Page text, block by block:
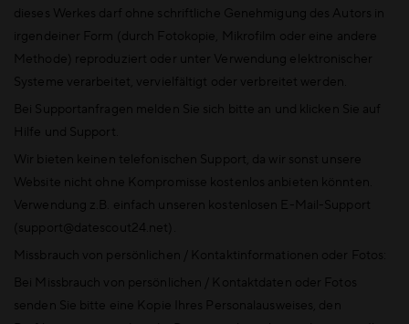
dieses Werkes darf ohne schriftliche Genehmigung des Autors in
irgendeiner Form (durch Fotokopie, Mikrofilm oder eine andere
Methode) reproduziert oder unter Verwendung elektronischer
Systeme verarbeitet, vervielfältigt oder verbreitet werden.
Bei Supportanfragen melden Sie sich bitte an und klicken Sie auf
Hilfe und Support.
Wir bieten keinen telefonischen Support, da wir sonst unsere
Website nicht ohne Kompromisse kostenlos anbieten könnten.
Verwendung z.B. einfach unseren kostenlosen E-Mail-Support
(support@datescout24.net).
Missbrauch von persönlichen / Kontaktinformationen oder Fotos:
Bei Missbrauch von persönlichen / Kontaktdaten oder Fotos
senden Sie bitte eine Kopie Ihres Personalausweises, den